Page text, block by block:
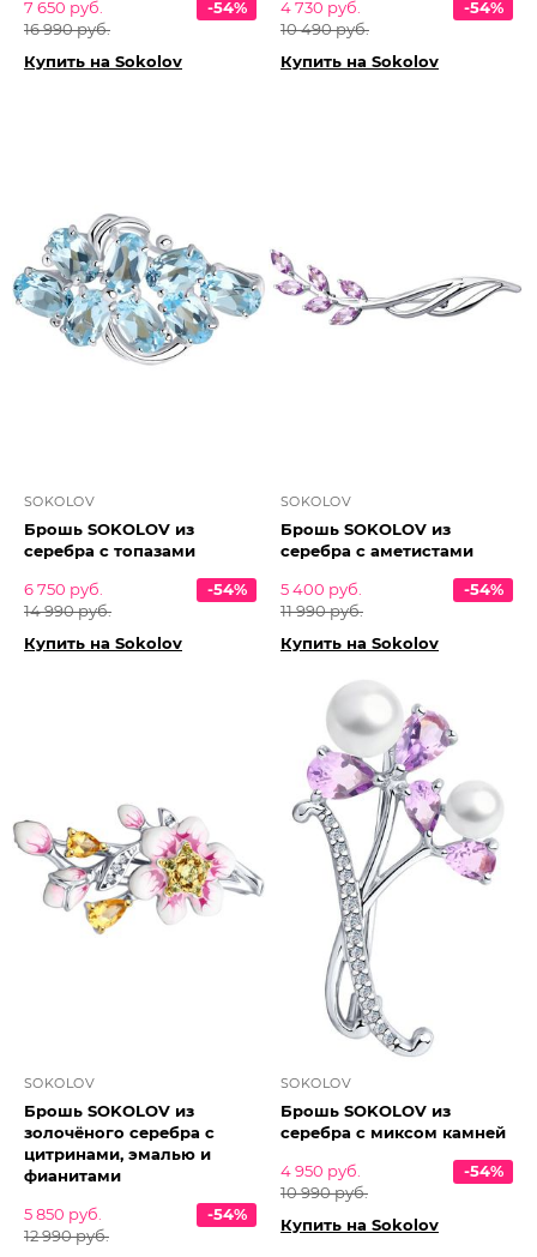
7 650 руб.
16 990 руб.
-54%
Купить на Sokolov
4 730 руб.
10 490 руб.
-54%
Купить на Sokolov
SOKOLOV
Брошь SOKOLOV из
серебра с топазами
6 750 руб.
14 990 руб.
-54%
Купить на Sokolov
SOKOLOV
Брошь SOKOLOV из
серебра с аметистами
5 400 руб.
11 990 руб.
-54%
Купить на Sokolov
SOKOLOV
Брошь SOKOLOV из
золочёного серебра с
цитринами, эмалью и
фианитами
5 850 руб.
12 990 руб.
-54%
SOKOLOV
Брошь SOKOLOV из
серебра с миксом камней
4 950 руб.
10 990 руб.
-54%
Купить на Sokolov